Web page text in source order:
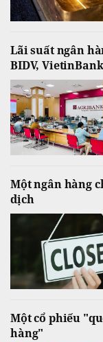
Lãi suất ngân
BIDV,
Một ngân hàng
dịch
Một cổ phiếu
hàng"